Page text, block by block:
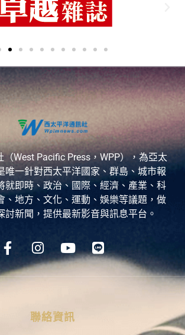
West Pacific Press，WPP），為亞太
唯一針對西太平洋國家、群島、城市報
就即時、政治、國際、經濟、產業、科
、地方、文化、運動、娛樂等議題，做
討新聞，提供最新影音與訊息平台。
聯絡資訊